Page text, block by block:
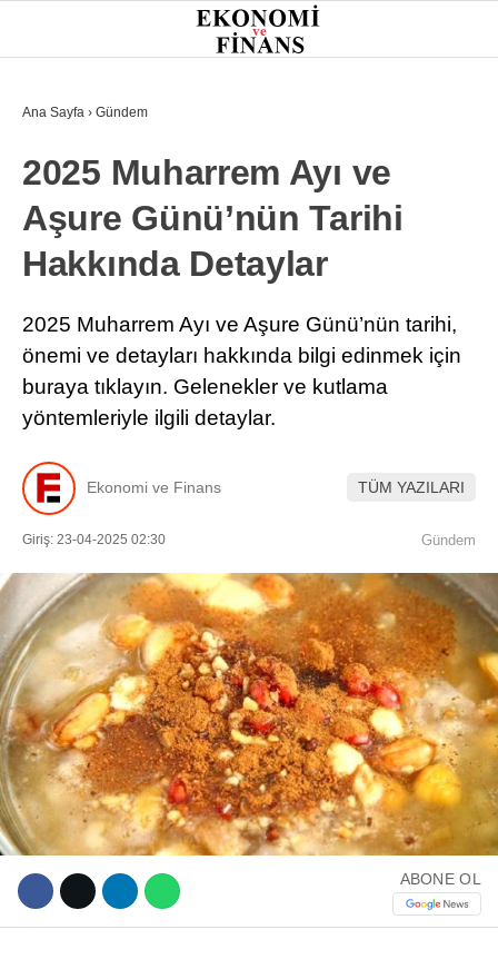
WhatsApp İhbar Hattı
Facebook
Instagram
26.3°
GÜNDEM
EKONOMI
FINANS
BORSA
KRIPTO
SEKTÖRLER
OTOMOBIL
Ana Sayfa › Gündem
2025 Muharrem Ayı ve
Aşure Günü’nün Tarihi
Hakkında Detaylar
2025 Muharrem Ayı ve Aşure Günü’nün tarihi,
önemi ve detayları hakkında bilgi edinmek için
buraya tıklayın. Gelenekler ve kutlama
yöntemleriyle ilgili detaylar.
Ekonomi ve Finans TÜM YAZILARI
Giriş: 23-04-2025 02:30 Gündem
ABONE OL